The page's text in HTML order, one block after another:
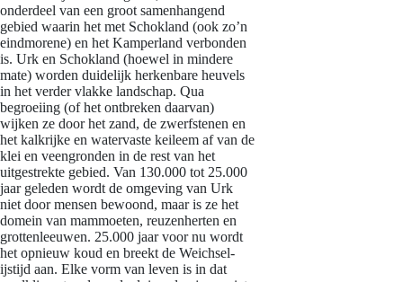
onderdeel van een groot samenhangend
gebied waarin het met Schokland (ook zo’n
eindmorene) en het Kamperland verbonden
is. Urk en Schokland (hoewel in mindere
mate) worden duidelijk herkenbare heuvels
in het verder vlakke landschap. Qua
begroeiing (of het ontbreken daarvan)
wijken ze door het zand, de zwerfstenen en
het kalkrijke en watervaste keileem af van de
klei en veengronden in de rest van het
uitgestrekte gebied. Van 130.000 tot 25.000
jaar geleden wordt de omgeving van Urk
niet door mensen bewoond, maar is ze het
domein van mammoeten, reuzenherten en
grottenleeuwen. 25.000 jaar voor nu wordt
het opnieuw koud en breekt de Weichsel-
ijstijd aan. Elke vorm van leven is in dat